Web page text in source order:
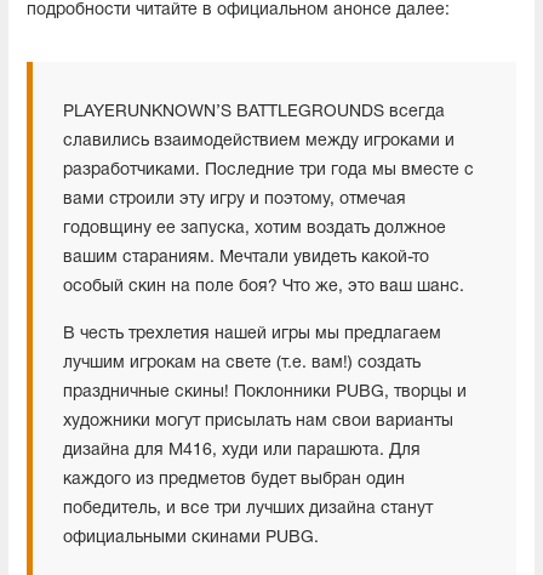
подробности читайте в официальном анонсе далее:
PLAYERUNKNOWN’S BATTLEGROUNDS всегда
славились взаимодействием между игроками и
разработчиками. Последние три года мы вместе с
вами строили эту игру и поэтому, отмечая
годовщину ее запуска, хотим воздать должное
вашим стараниям. Мечтали увидеть какой-то
особый скин на поле боя? Что же, это ваш шанс.
В честь трехлетия нашей игры мы предлагаем
лучшим игрокам на свете (т.е. вам!) создать
праздничные скины! Поклонники PUBG, творцы и
художники могут присылать нам свои варианты
дизайна для M416, худи или парашюта. Для
каждого из предметов будет выбран один
победитель, и все три лучших дизайна станут
официальными скинами PUBG.